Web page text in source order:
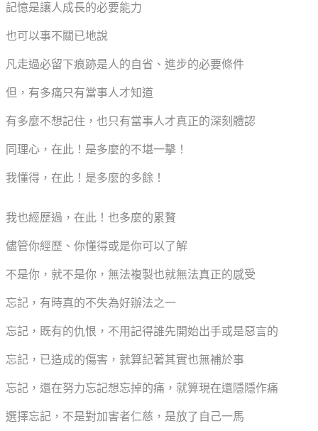
記憶是讓人成長的必要能力
也可以事不關已地說
凡走過必留下痕跡是人的自省、進步的必要條件
但，有多痛只有當事人才知道
有多麼不想記住，也只有當事人才真正的深刻體認
同理心，在此！是多麼的不堪一擊！
我懂得，在此！是多麼的多餘！
我也經歷過，在此！也多麼的累贅
儘管你經歷、你懂得或是你可以了解
不是你，就不是你，無法複製也就無法真正的感受
忘記，有時真的不失為好辦法之一
忘記，既有的仇恨，不用記得誰先開始出手或是惡言的
忘記，已造成的傷害，就算記著其實也無補於事
忘記，還在努力忘記想忘掉的痛，就算現在還隱隱作痛
選擇忘記，不是對加害者仁慈，是放了自己一馬